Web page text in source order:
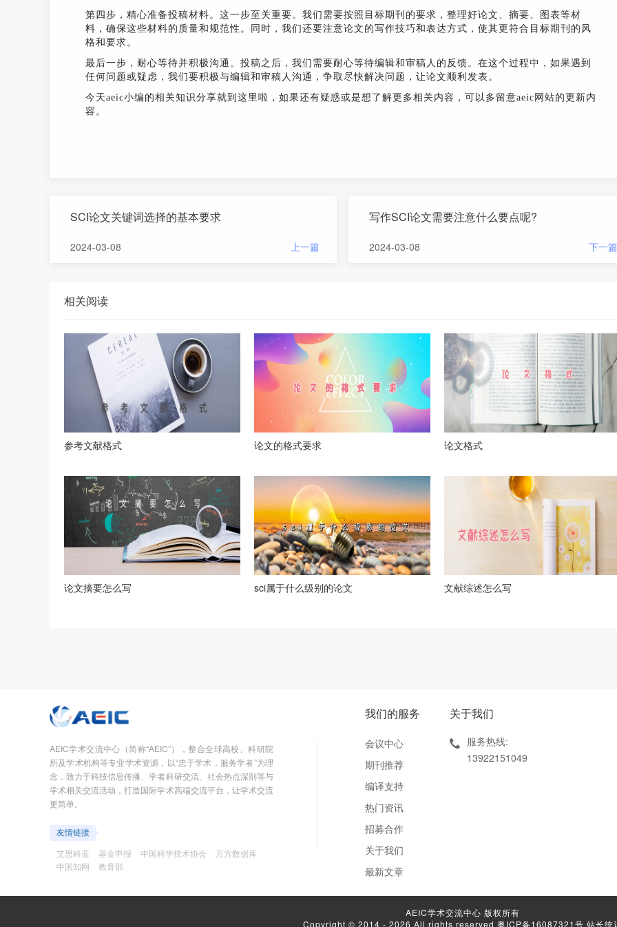
第四步，精心准备投稿材料。这一步至关重要。我们需要按照目标期刊的要求，整理好论文、摘要、图表等材
料，确保这些材料的质量和规范性。同时，我们还要注意论文的写作技巧和表达方式，使其更符合目标期刊的风
格和要求。
最后一步，耐心等待并积极沟通。投稿之后，我们需要耐心等待编辑和审稿人的反馈。在这个过程中，如果遇到
任何问题或疑虑，我们要积极与编辑和审稿人沟通，争取尽快解决问题，让论文顺利发表。
今天aeic小编的相关知识分享就到这里啦，如果还有疑惑或是想了解更多相关内容，可以多留意aeic网站的更新内
容。
SCI论文关键词选择的基本要求
2024-03-08 上一篇
写作SCI论文需要注意什么要点呢?
2024-03-08 下一篇
相关阅读
参考文献格式 论文的格式要求 论文格式
论文摘要怎么写 sci属于什么级别的论文 文献综述怎么写
AEIC学术交流中心（简称“AEIC”），整合全球高校、科研院
所及学术机构等专业学术资源，以“忠于学术，服务学者”为理
念，致力于科技信息传播、学者科研交流、社会热点深剖等与
学术相关交流活动，打造国际学术高端交流平台，让学术交流
更简单。
友情链接
艾思科蓝
基金申报 中国科学技术协会
万方数据库
中国知网
教育部
我们的服务
会议中心
期刊推荐
编译支持
热门资讯
招募合作
关于我们
最新文章
关于我们
服务热线:
13922151049
AEIC学术交流中心 版权所有
Copyright © 2014 - 2026 All rights reserved 粤ICP备16087321号 站长统